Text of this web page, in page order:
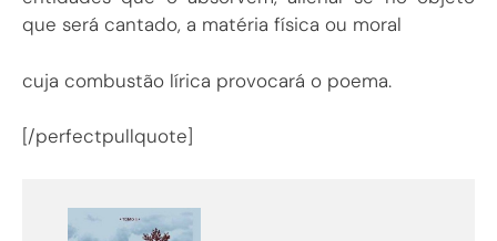
que será cantado, a matéria física ou moral
cuja combustão lírica provocará o poema.
[/perfectpullquote]